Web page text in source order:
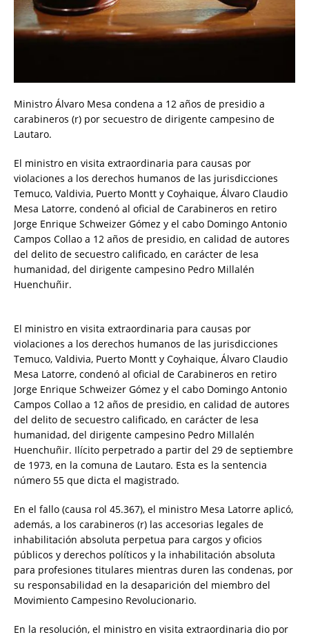
Ministro Álvaro Mesa condena a 12 años de presidio a
carabineros (r) por secuestro de dirigente campesino de
Lautaro.
El ministro en visita extraordinaria para causas por
violaciones a los derechos humanos de las jurisdicciones
Temuco, Valdivia, Puerto Montt y Coyhaique, Álvaro Claudio
Mesa Latorre, condenó al oficial de Carabineros en retiro
Jorge Enrique Schweizer Gómez y el cabo Domingo Antonio
Campos Collao a 12 años de presidio, en calidad de autores
del delito de secuestro calificado, en carácter de lesa
humanidad, del dirigente campesino Pedro Millalén
Huenchuñir.
El ministro en visita extraordinaria para causas por
violaciones a los derechos humanos de las jurisdicciones
Temuco, Valdivia, Puerto Montt y Coyhaique, Álvaro Claudio
Mesa Latorre, condenó al oficial de Carabineros en retiro
Jorge Enrique Schweizer Gómez y el cabo Domingo Antonio
Campos Collao a 12 años de presidio, en calidad de autores
del delito de secuestro calificado, en carácter de lesa
humanidad, del dirigente campesino Pedro Millalén
Huenchuñir. Ilícito perpetrado a partir del 29 de septiembre
de 1973, en la comuna de Lautaro. Esta es la sentencia
número 55 que dicta el magistrado.
En el fallo (causa rol 45.367), el ministro Mesa Latorre aplicó,
además, a los carabineros (r) las accesorias legales de
inhabilitación absoluta perpetua para cargos y oficios
públicos y derechos políticos y la inhabilitación absoluta
para profesiones titulares mientras duren las condenas, por
su responsabilidad en la desaparición del miembro del
Movimiento Campesino Revolucionario.
En la resolución, el ministro en visita extraordinaria dio por